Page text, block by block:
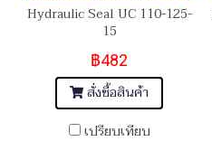
Hydraulic Seal UC 110-125-
15
฿482
สั่งซื้อสินค้า
เปรียบเทียบ